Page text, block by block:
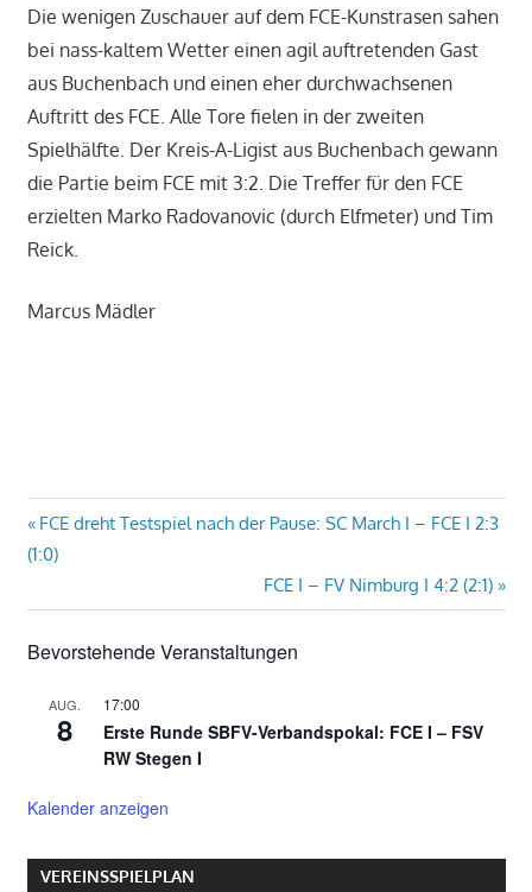
Die wenigen Zuschauer auf dem FCE-Kunstrasen sahen
bei nass-kaltem Wetter einen agil auftretenden Gast
aus Buchenbach und einen eher durchwachsenen
Auftritt des FCE. Alle Tore fielen in der zweiten
Spielhälfte. Der Kreis-A-Ligist aus Buchenbach gewann
die Partie beim FCE mit 3:2. Die Treffer für den FCE
erzielten Marko Radovanovic (durch Elfmeter) und Tim
Reick.
Marcus Mädler
Beitragsnavigation
Vorheriger
Beitrag:
FCE dreht Testspiel nach der Pause: SC March I – FCE I 2:3
(1:0)
Nächster
Beitrag:
FCE I – FV Nimburg I 4:2 (2:1)
Bevorstehende Veranstaltungen
AUG.
8
17:00
Erste Runde SBFV-Verbandspokal: FCE I – FSV
RW Stegen I
Kalender anzeigen
VEREINSSPIELPLAN